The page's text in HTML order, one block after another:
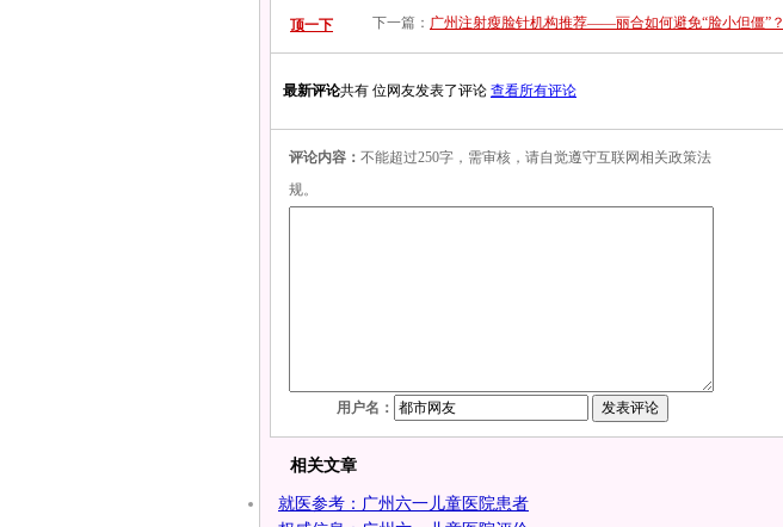
顶一下
下一篇： 广州注射瘦脸针机构推荐——丽合如何避免“脸小但僵”？
最新评论共有 位网友发表了评论 查看所有评论
评论内容： 不能超过250字，需审核，请自觉遵守互联网相关政策法
规。
用户名：
相关文章
就医参考：广州六一儿童医院患者